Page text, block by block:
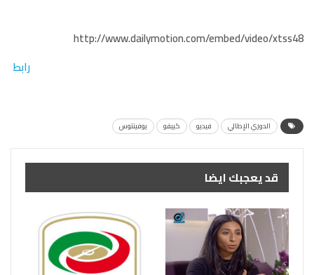
http://www.dailymotion.com/embed/video/xtss48
رابط
الدوري الإطالي فيديو كييفو يوفينتوس
قد يعجبك ايضا